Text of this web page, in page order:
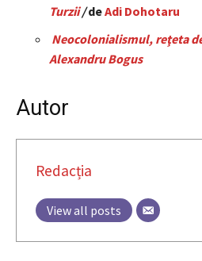
Turzii/deAdi Dohotaru
Neocolonialismul, reţeta
Alexandru Bogus
Autor
Redacția
View all posts